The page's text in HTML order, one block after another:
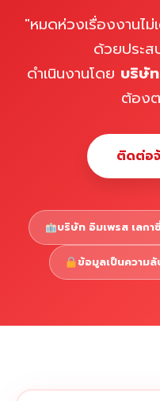
Copyright © 2026
"หมดห่วงเรื่องงานไ
ด้วยประ
ดำเนินงานโดย บริษั
ต้อง
ติดต่อ
บริษัท อิมเพรส เลกา
ข้อมูลเป็นความลั